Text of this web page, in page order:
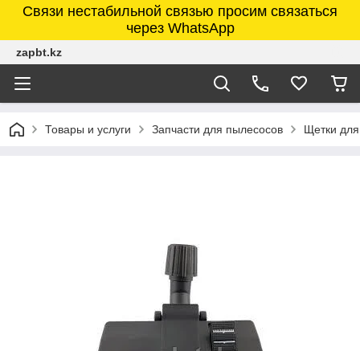
Связи нестабильной связью просим связаться
через WhatsApp
zapbt.kz
Товары и услуги Запчасти для пылесосов Щетки